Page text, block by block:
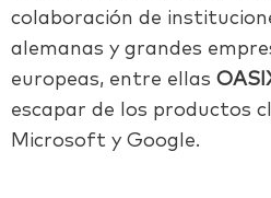
colaboración de
alemanas y grandes
europeas, entre ellas
escapar de los productos
Microsoft y Google.